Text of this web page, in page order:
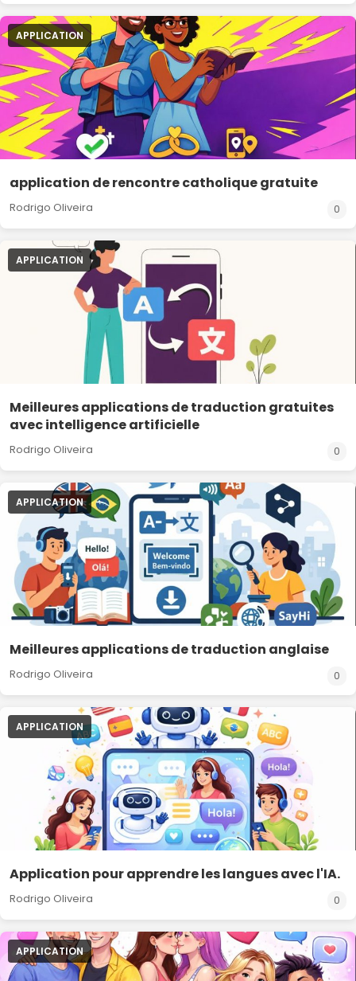
APPLICATION
application de rencontre catholique gratuite
Rodrigo Oliveira 0
APPLICATION
Meilleures applications de traduction gratuites
avec intelligence artificielle
Rodrigo Oliveira 0
APPLICATION
Meilleures applications de traduction anglaise
Rodrigo Oliveira 0
APPLICATION
Application pour apprendre les langues avec l'IA.
Rodrigo Oliveira 0
APPLICATION